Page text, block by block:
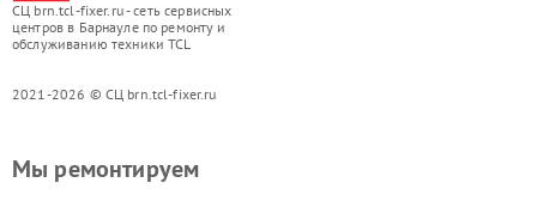
СЦ brn.tcl-fixer.ru - сеть сервисных
центров в Барнауле по ремонту и
обслуживанию техники TCL
2021-2026 © СЦ brn.tcl-fixer.ru
Мы ремонтируем